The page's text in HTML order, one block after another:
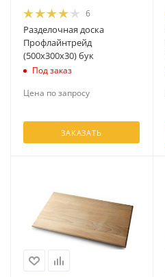
6
Разделочная доска
Профлайнтрейд
(500х300х30) бук
Под заказ
Цена по запросу
ЗАКАЗАТЬ